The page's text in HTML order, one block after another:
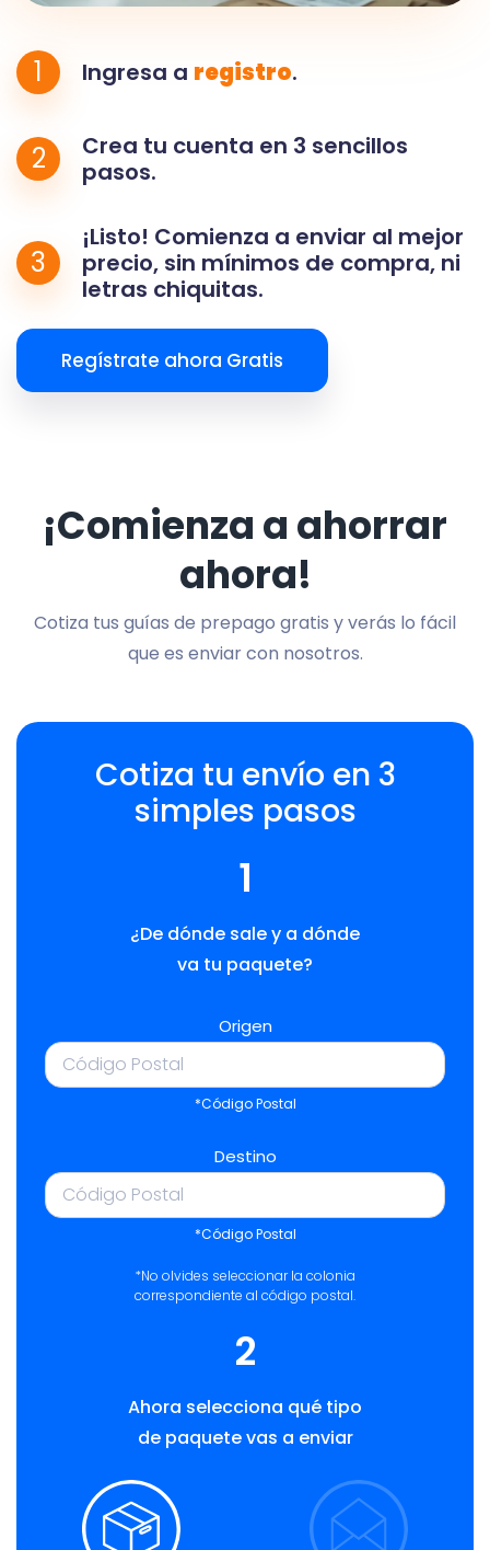
1 Ingresa a registro.
2
Crea tu cuenta en 3 sencillos
pasos.
3
¡Listo! Comienza a enviar al mejor
precio, sin mínimos de compra, ni
letras chiquitas.
Regístrate ahora Gratis
¡Comienza a ahorrar
ahora!
Cotiza tus guías de prepago gratis y verás lo fácil
que es enviar con nosotros.
Cotiza tu envío en 3
simples pasos
1
¿De dónde sale y a dónde
va tu paquete?
Origen
*Código Postal
Destino
*Código Postal
*No olvides seleccionar la colonia
correspondiente al código postal.
2
Ahora selecciona qué tipo
de paquete vas a enviar